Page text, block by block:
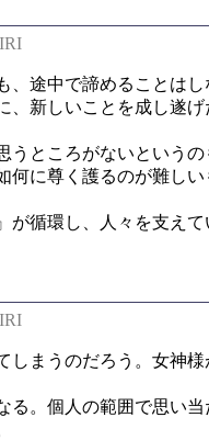
途中で諦めることはし
新しいことを成し遂
ところがないという
に尊く護るのが難し
循環し、人々を支え
まうのだろう。女神
。個人の範囲で思い